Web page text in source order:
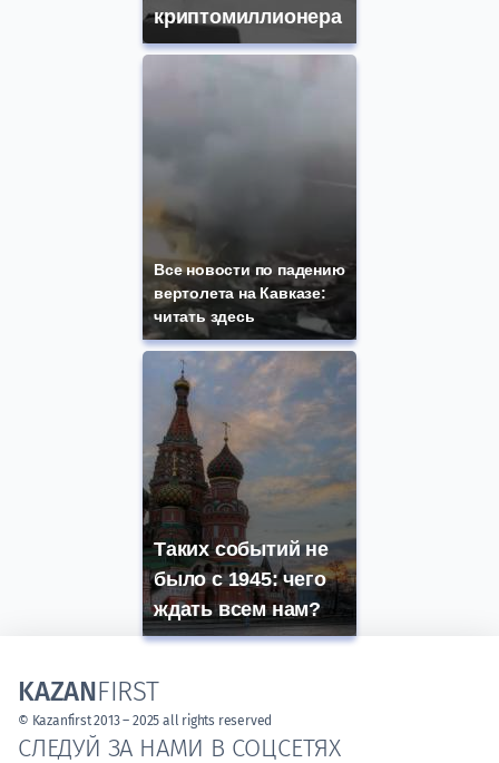
криптомиллионера
Все новости по падению
вертолета на Кавказе:
читать здесь
Таких событий не
было с 1945: чего
ждать всем нам?
СЛЕДУЙ ЗА НАМИ В СОЦСЕТЯХ
KAZANFIRST
© Kazanfirst 2013 – 2025 all rights reserved